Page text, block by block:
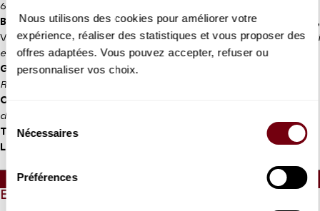
Nous utilisons des cookies pour améliorer votre
expérience, réaliser des statistiques et vous proposer des
offres adaptées. Vous pouvez accepter, refuser ou
personnaliser vos choix.
Sélection
consentement
Nécessaires
Préférences
6
Bellini« Eccomi in lieta vesta... Oh quante volte », Rondo brillante,
Variation sur des thèmes (arr. Pavel Nebolsin) extraits d’I Capuleti
e i Montecchi
Gounod« Dieu ! Quel frisson court dans mes veines » extrait de
Roméo et Juliette
Offenbach
d’Hoffmann
TchaïkovskiValse sentimentale, op. 51, n° 6
Luigi Arditi
Durée : 45mn - Entracte (30mn) - 50 mn environ
EN QUELQUES MOTS